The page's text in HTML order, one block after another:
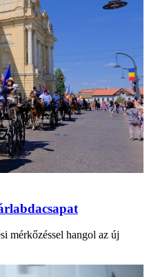
mérkőzéssel hangol az új